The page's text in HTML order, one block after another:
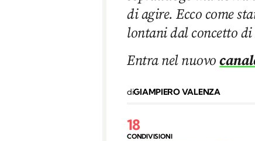
di agire. Ecco come
lontani dal concetto di
Entra nel nuovo
diGIAMPIERO VALENZA
18
CONDIVISIONI